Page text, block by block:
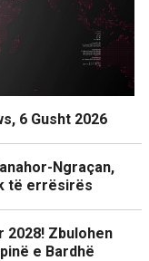
6 Gusht 2026
Ngraçan,
të errësirës
2028! Zbulohen
e Bardhë